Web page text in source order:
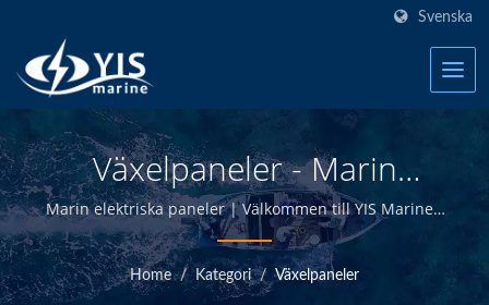
Svenska
Växelpaneler - Marin
Elektriska Paneler | Marin
Säkringsblock - Tillverkare
Marin elektriska paneler | Välkommen till YIS Marine -
Tillverkare av marin elektriska produkter i Taiwan.
Home / Kategori / Växelpaneler